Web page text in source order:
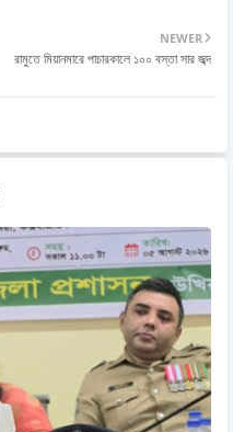
NEWER
রামুতে মিয়ানমারে পাচারকালে ১০০ বস্তা সার জব্দ